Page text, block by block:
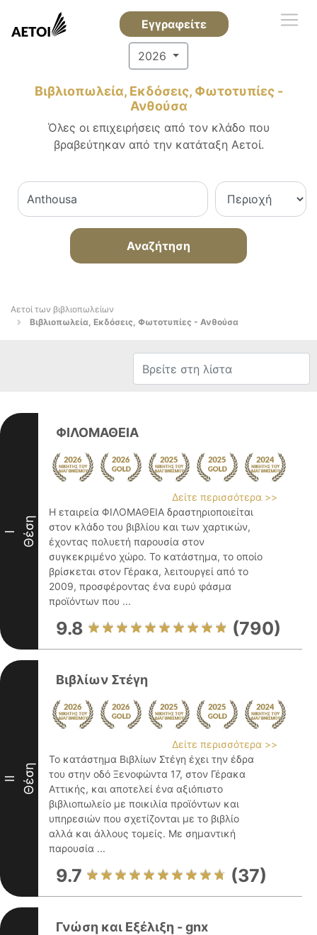
Εγγραφείτε
2026
Βιβλιοπωλεία, Εκδόσεις, Φωτοτυπίες -
Ανθούσα
Όλες οι επιχειρήσεις από τον κλάδο που
βραβεύτηκαν από την κατάταξη Αετοί.
Αναζήτηση
Αετοί των βιβλιοπωλείων
Βιβλιοπωλεία, Εκδόσεις, Φωτοτυπίες - Ανθούσα
I Θέση
ΦΙΛΟΜΑΘΕΙΑ
Δείτε περισσότερα >>
Η εταιρεία ΦΙΛΟΜΑΘΕΙΑ δραστηριοποιείται
στον κλάδο του βιβλίου και των χαρτικών,
έχοντας πολυετή παρουσία στον
συγκεκριμένο χώρο. Το κατάστημα, το οποίο
βρίσκεται στον Γέρακα, λειτουργεί από το
2009, προσφέροντας ένα ευρύ φάσμα
προϊόντων που ...
9.8 (790)
II Θέση
Βιβλίων Στέγη
Δείτε περισσότερα >>
Το κατάστημα Βιβλίων Στέγη έχει την έδρα
του στην οδό Ξενοφώντα 17, στον Γέρακα
Αττικής, και αποτελεί ένα αξιόπιστο
βιβλιοπωλείο με ποικιλία προϊόντων και
υπηρεσιών που σχετίζονται με το βιβλίο
αλλά και άλλους τομείς. Με σημαντική
παρουσία ...
9.7 (37)
Γνώση και Εξέλιξη - gnx